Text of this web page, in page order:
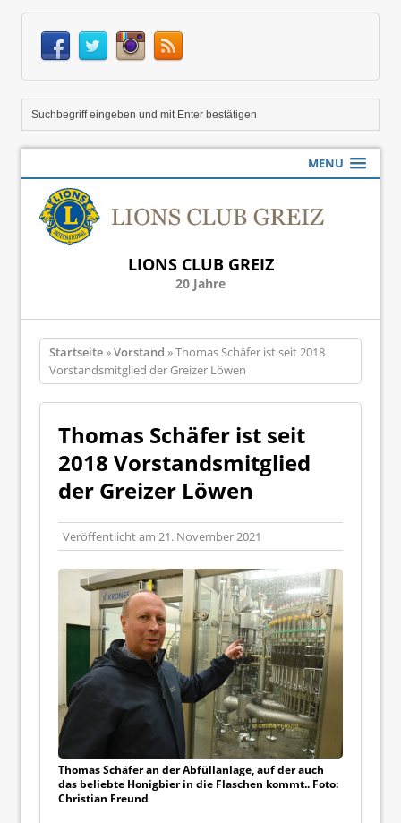
MENU
LIONS CLUB GREIZ
20 Jahre
Startseite»Vorstand » Thomas Schäfer ist seit 2018
Vorstandsmitglied der Greizer Löwen
Thomas Schäfer ist seit
2018 Vorstandsmitglied
der Greizer Löwen
Veröffentlicht am 21. November 2021
Thomas Schäfer an der Abfüllanlage, auf der auch
das beliebte Honigbier in die Flaschen kommt.. Foto:
Christian Freund